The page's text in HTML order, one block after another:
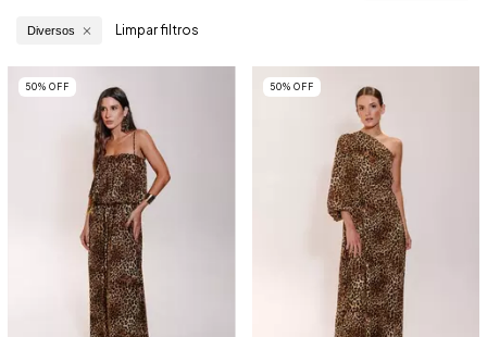
Diversos Limpar filtros
50% OFF 50% OFF